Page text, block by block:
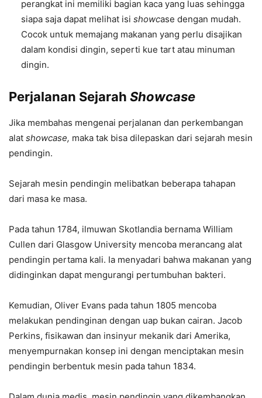
perangkat ini memiliki bagian kaca yang luas sehingga
siapa saja dapat melihat isi showcase dengan mudah.
Cocok untuk memajang makanan yang perlu disajikan
dalam kondisi dingin, seperti kue tart atau minuman
dingin.
Perjalanan Sejarah Showcase
Jika membahas mengenai perjalanan dan perkembangan
alat showcase, maka tak bisa dilepaskan dari sejarah mesin
pendingin.
Sejarah mesin pendingin melibatkan beberapa tahapan
dari masa ke masa.
Pada tahun 1784, ilmuwan Skotlandia bernama William
Cullen dari Glasgow University mencoba merancang alat
pendingin pertama kali. Ia menyadari bahwa makanan yang
didinginkan dapat mengurangi pertumbuhan bakteri.
Kemudian, Oliver Evans pada tahun 1805 mencoba
melakukan pendinginan dengan uap bukan cairan. Jacob
Perkins, fisikawan dan insinyur mekanik dari Amerika,
menyempurnakan konsep ini dengan menciptakan mesin
pendingin berbentuk mesin pada tahun 1834.